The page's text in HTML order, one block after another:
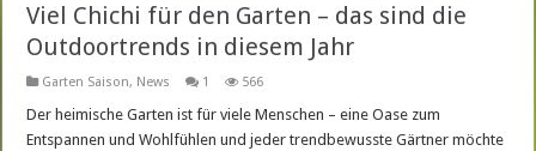
Viel Chichi für den Garten – das sind die
Outdoortrends in diesem Jahr
Garten Saison, News 1 566
Der heimische Garten ist für viele Menschen – eine Oase zum
Entspannen und Wohlfühlen und jeder trendbewusste Gärtner möchte